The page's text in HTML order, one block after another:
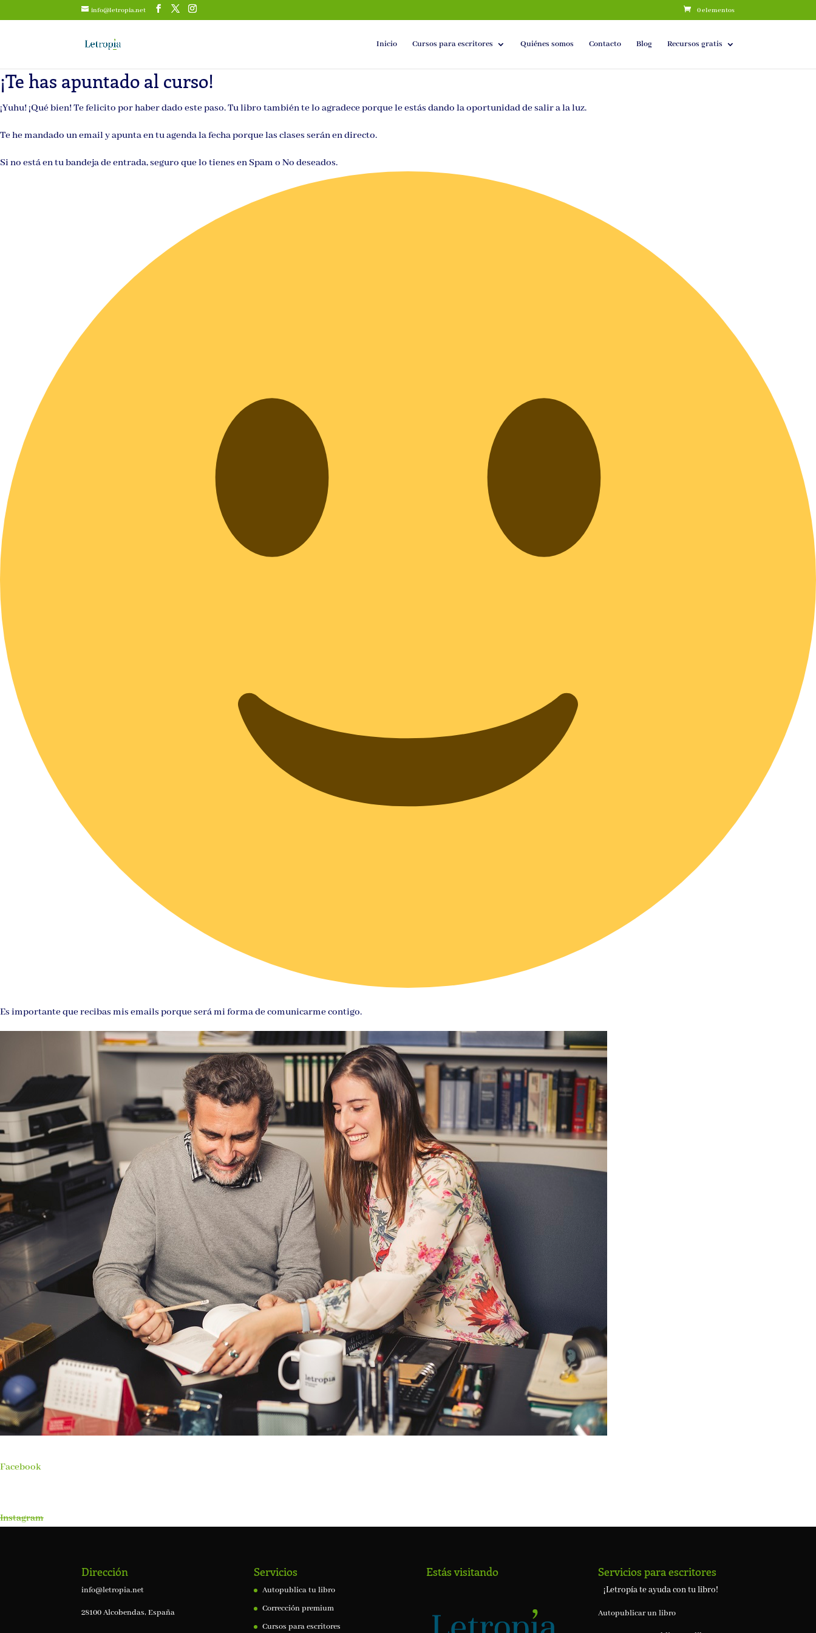
info@letropia.net 0 elementos
Inicio Cursos para escritores Quiénes somos Contacto Blog Recursos gratis
¡Te has apuntado al curso!
¡Yuhu! ¡Qué bien! Te felicito por haber dado este paso. Tu libro también te lo agradece porque le estás dando la oportunidad de salir a la luz.
Te he mandado un email y apunta en tu agenda la fecha porque las clases serán en directo.
Si no está en tu bandeja de entrada, seguro que lo tienes en Spam o No deseados.
Es importante que recibas mis emails porque será mi forma de comunicarme contigo.
Facebook
Instagram
Dirección
info@letropia.net
28100 Alcobendas, España
Servicios
Autopublica tu libro
Corrección premium
Cursos para escritores
Estás visitando Servicios para escritores
¡Letropía te ayuda con tu libro!
Autopublicar un libro